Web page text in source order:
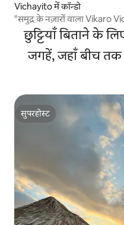
Vichayito में कॉन्डो
"समुद्र के नज़ारों वाला Vikaro
छुट्टियाँ बिताने के
जगहें, जहाँ बीच तक
सुपरहोस्ट
सुपरहोस्ट